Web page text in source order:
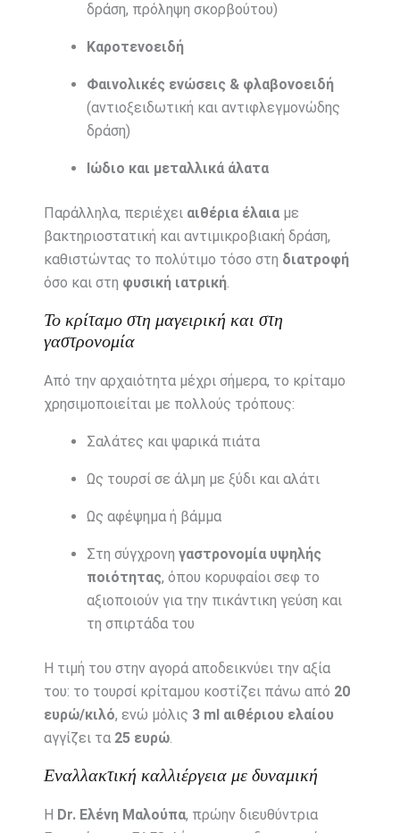
δράση, πρόληψη σκορβούτου)
Καροτενοειδή
Φαινολικές ενώσεις & φλαβονοειδή
(αντιοξειδωτική και αντιφλεγμονώδης
δράση)
Ιώδιο και μεταλλικά άλατα
Παράλληλα, περιέχει αιθέρια έλαιαμε
βακτηριοστατική και αντιμικροβιακή δράση,
καθιστώντας το πολύτιμο τόσο στη διατροφή
όσο και στη φυσική ιατρική.
Το κρίταμο στη μαγειρική και στη
γαστρονομία
Από την αρχαιότητα μέχρι σήμερα, το κρίταμο
χρησιμοποιείται με πολλούς τρόπους:
Σαλάτες και ψαρικά πιάτα
Ως τουρσί σε άλμη με ξύδι και αλάτι
Ως αφέψημα ή βάμμα
Στη σύγχρονη γαστρονομία υψηλής
ποιότητας, όπου κορυφαίοι σεφ το
αξιοποιούν για την πικάντικη γεύση και
τη σπιρτάδα του
Η τιμή του στην αγορά αποδεικνύει την αξία
του: το τουρσί κρίταμου κοστίζει πάνω από 20
ευρώ/κιλό, ενώ μόλις 3 ml αιθέριου ελαίου
αγγίζει τα 25 ευρώ.
Εναλλακτική καλλιέργεια με δυναμική
Η Dr. Ελένη Μαλούπα, πρώην διευθύντρια